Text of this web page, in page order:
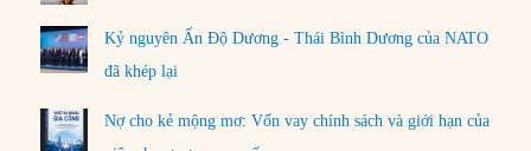
Kỷ nguyên Ấn Độ Dương - Thái Bình Dương của NATO
đã khép lại
Nợ cho kẻ mộng mơ: Vốn vay chính sách và giới hạn của